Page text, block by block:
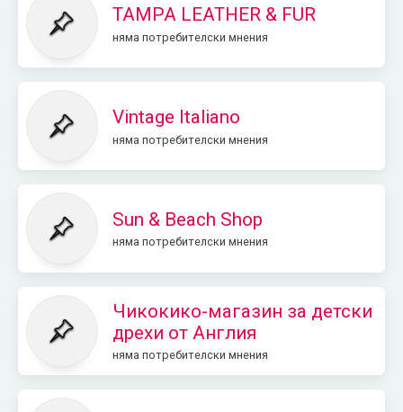
TAMPA LEATHER & FUR
няма потребителски мнения
Vintage Italiano
няма потребителски мнения
Sun & Beach Shop
няма потребителски мнения
Чикокико-магазин за детски
дрехи от Англия
няма потребителски мнения